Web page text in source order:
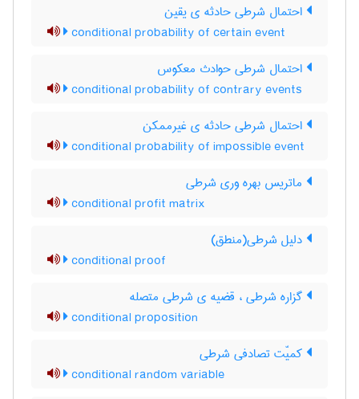
احتمال شرطی حادثه ی یقین
conditional probability of certain event
احتمال شرطی حوادث معکوس
conditional probability of contrary events
احتمال شرطی حادثه ی غیرممکن
conditional probability of impossible event
ماتریس بهره وری شرطی
conditional profit matrix
دلیل شرطی(منطق)
conditional proof
گزاره شرطی ، قضیه ی شرطی متصله
conditional proposition
کمیّت تصادفی شرطی
conditional random variable